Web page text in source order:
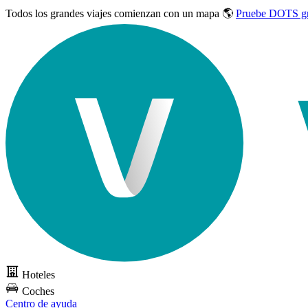
Todos los grandes viajes comienzan con un mapa 🌎 Pruebe DOTS
Hoteles
Coches
Centro de ayuda